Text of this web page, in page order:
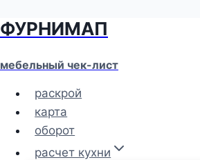
Перейти
содержимому
ФУРНИМАП
мебельный чек-лист
раскрой
карта
оборот
расчет кухни